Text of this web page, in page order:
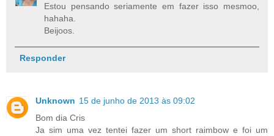
Estou pensando seriamente em fazer isso mesmoo,
hahaha.
Beijoos.
Responder
Unknown 15 de junho de 2013 às 09:02
Bom dia Cris
Ja sim uma vez tentei fazer um short raimbow e foi um